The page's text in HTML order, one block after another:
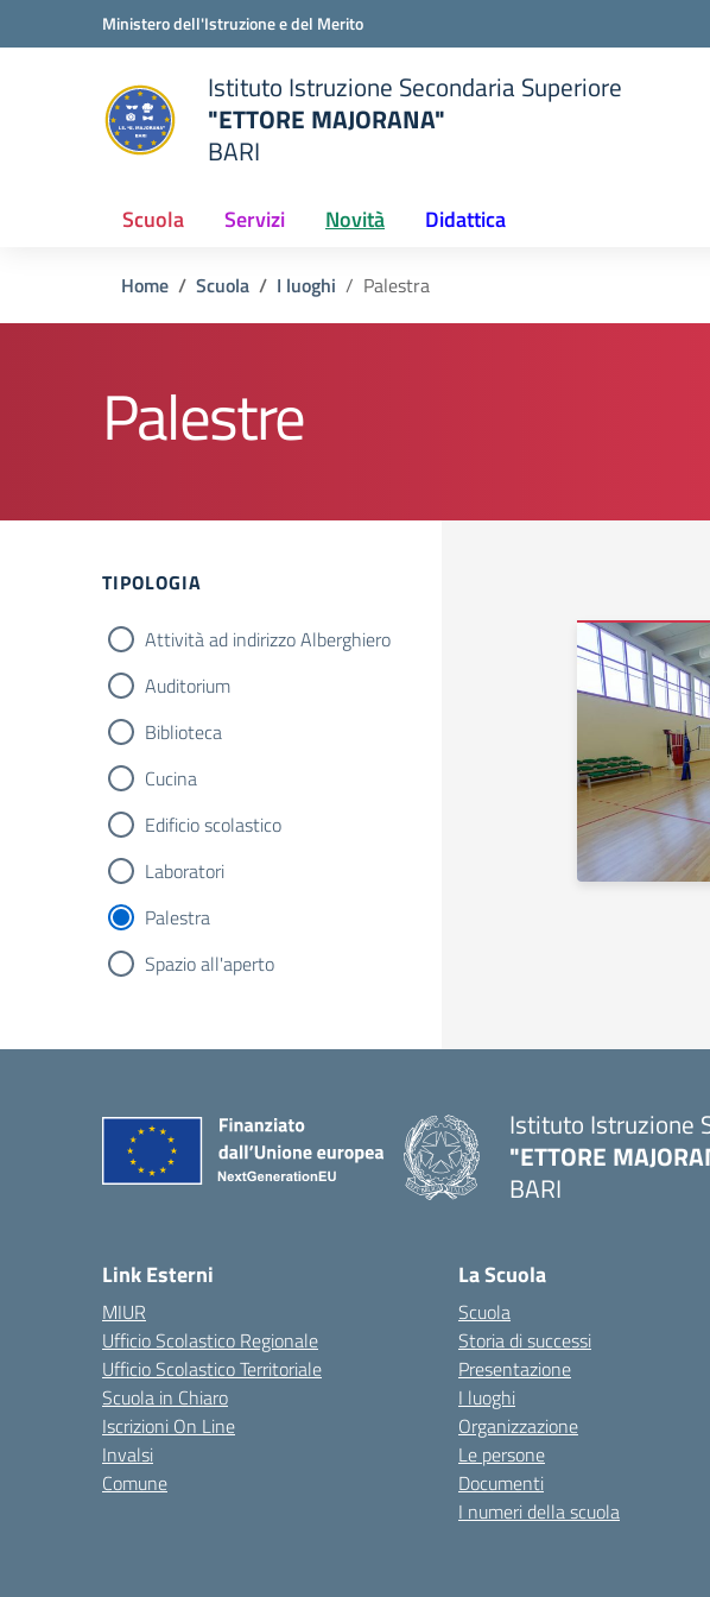
Vai ai contenuti
Vai al menu di navigazioneMinistero dell'Istruzione e del Merito
scuola
Istituto Istruzione Secondaria Superiore
"ETTORE MAJORANA"
BARI
Scuola Servizi Novità Didattica
Home Scuola I luoghi Palestra
Palestre
Filtri
TIPOLOGIA
Attività ad indirizzo Alberghiero
Auditorium
Biblioteca
Cucina
Edificio scolastico
Laboratori
Palestra
Spazio all'aperto
Istituto Istruzione
"ETTORE
BARI
Link Esterni
MIUR
Ufficio Scolastico Regionale
Ufficio Scolastico Territoriale
Scuola in Chiaro
Iscrizioni On Line
Invalsi
Comune
La Scuola
Scuola
Storia di successi
Presentazione
I luoghi
Organizzazione
Le persone
Documenti
I numeri della scuola